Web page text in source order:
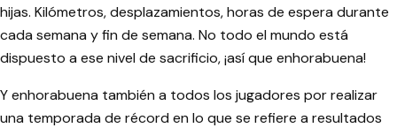
hijas. Kilómetros, desplazamientos, horas de espera durante
cada semana y fin de semana. No todo el mundo está
dispuesto a ese nivel de sacrificio, ¡así que enhorabuena!
Y enhorabuena también a todos los jugadores por realizar
una temporada de récord en lo que se refiere a resultados